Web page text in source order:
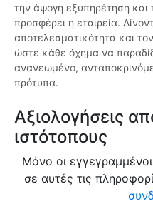
την άψογη εξυπηρέτηση και
προσφέρει η εταιρεία.
αποτελεσματικότητα και
ώστε κάθε όχημα να
ανανεωμένο,
πρότυπα.
Αξιολογήσεις
ιστότοπους
Μόνο οι
σε αυτές τις